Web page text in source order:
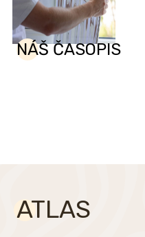
NÁŠ ČASOPIS
ATLAS